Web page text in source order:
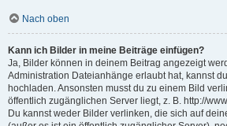
Nach oben
Kann ich Bilder in meine Beiträge einfügen?
Ja, Bilder können in deinem Beitrag angezeigt
Administration Dateianhänge erlaubt hat, kannst
hochladen. Ansonsten musst du zu einem Bild
öffentlich zugänglichen Server liegt, z. B. http://
Du kannst weder Bilder verlinken, die sich auf